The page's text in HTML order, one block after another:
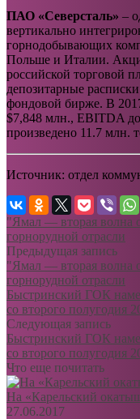
ПАО «Северсталь» –
вертикально
горнодобывающих
Польше и Италии.
российской торговой
депозитарные
фондовой бирже. В
$7,848 млн., EBITDA
произведено 11.7 млн.
Источник: отдел
"Ямал — вторая волна
горнорудной отрасли
Предыдущая запись
"Ямал — вторая волна
горнорудной отрасли
Быстринский ГОК
со второго полугодия
Следующая запись
Быстринский ГОК
со второго полугодия
Что еще почитать
На «Карельский
27.06.2017